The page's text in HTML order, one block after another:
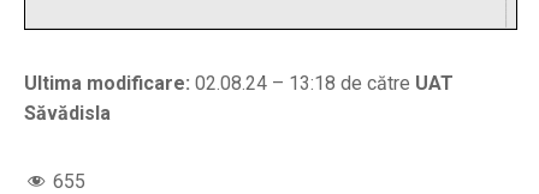
Ultima modificare: 02.08.24 – 13:18 de către UAT
Săvădisla
655